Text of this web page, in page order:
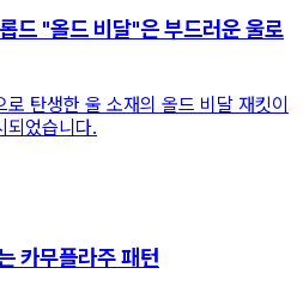
드 "올드 비달"은 부드러운 울로
탄생한 울 소재의 올드 비달 재킷이
되었습니다.
카무플라주 패턴